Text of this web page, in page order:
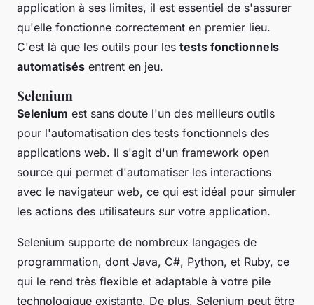
application à ses limites, il est essentiel de s'assurer
qu'elle fonctionne correctement en premier lieu.
C'est là que les outils pour les tests fonctionnels
automatisés entrent en jeu.
Selenium
Selenium est sans doute l'un des meilleurs outils
pour l'automatisation des tests fonctionnels des
applications web. Il s'agit d'un framework open
source qui permet d'automatiser les interactions
avec le navigateur web, ce qui est idéal pour simuler
les actions des utilisateurs sur votre application.
Selenium supporte de nombreux langages de
programmation, dont Java, C#, Python, et Ruby, ce
qui le rend très flexible et adaptable à votre pile
technologique existante. De plus, Selenium peut être